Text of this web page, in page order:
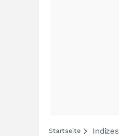
Startseite Indizes